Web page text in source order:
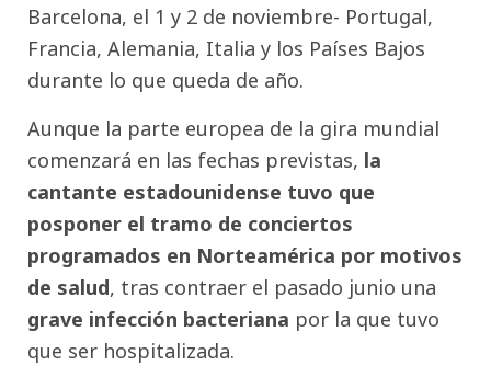
Barcelona, el 1 y 2 de noviembre- Portugal,
Francia, Alemania, Italia y los Países Bajos
durante lo que queda de año.
Aunque la parte europea de la gira mundial
comenzará en las fechas previstas, la
cantante estadounidense tuvo que
posponer el tramo de conciertos
programados en Norteamérica por motivos
de salud, tras contraer el pasado junio una
grave infección bacteriana por la que tuvo
que ser hospitalizada.